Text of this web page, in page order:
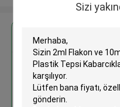
Sizi
2ml